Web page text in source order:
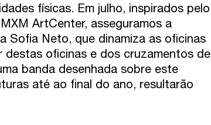
físicas. Em julho, inspirados pelo
ArtCenter, asseguramos a
Sofia Neto, que dinamiza as oficinas
oficinas e dos cruzamentos de
banda desenhada sobre este
até ao final do ano, resultarão